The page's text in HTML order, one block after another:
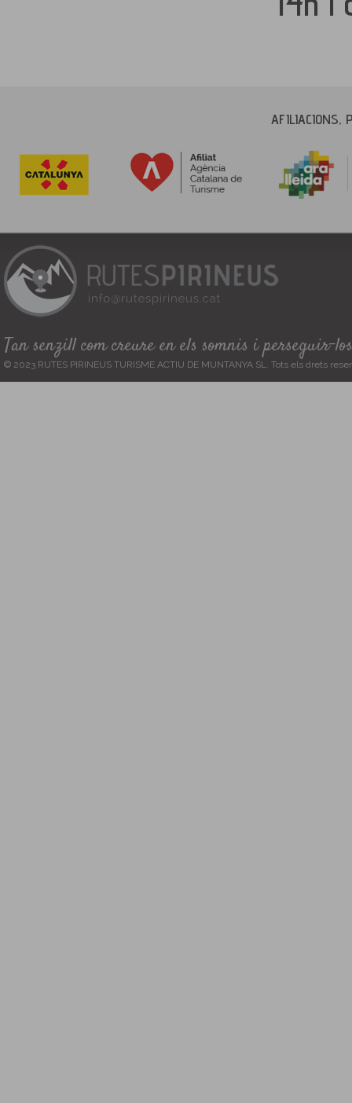
AFILIACIONS,
Tan senzill com creure en els somnis i perseguir-los
© 2023 RUTES PIRINEUS TURISME ACTIU DE MUNTANYA SL. Tots els drets